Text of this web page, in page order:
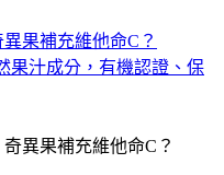
果補充維他命C？
果汁成分，有機認證、保